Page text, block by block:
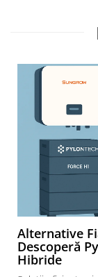
Alternative
Descoperă
Hibride